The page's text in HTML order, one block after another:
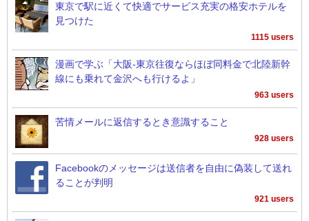
東京で駅に近くて快適でサービス充実の格安ホテルを
見つけた
1115 users
漫画で学ぶ「大阪-東京往復ならほぼ同料金で北陸新幹
線にも乗れて金沢へも行けるよ」
963 users
苦情メールに返信するとき意識すること
928 users
Facebookのメッセージは送信者を自由に偽装して送れ
ることが判明
921 users